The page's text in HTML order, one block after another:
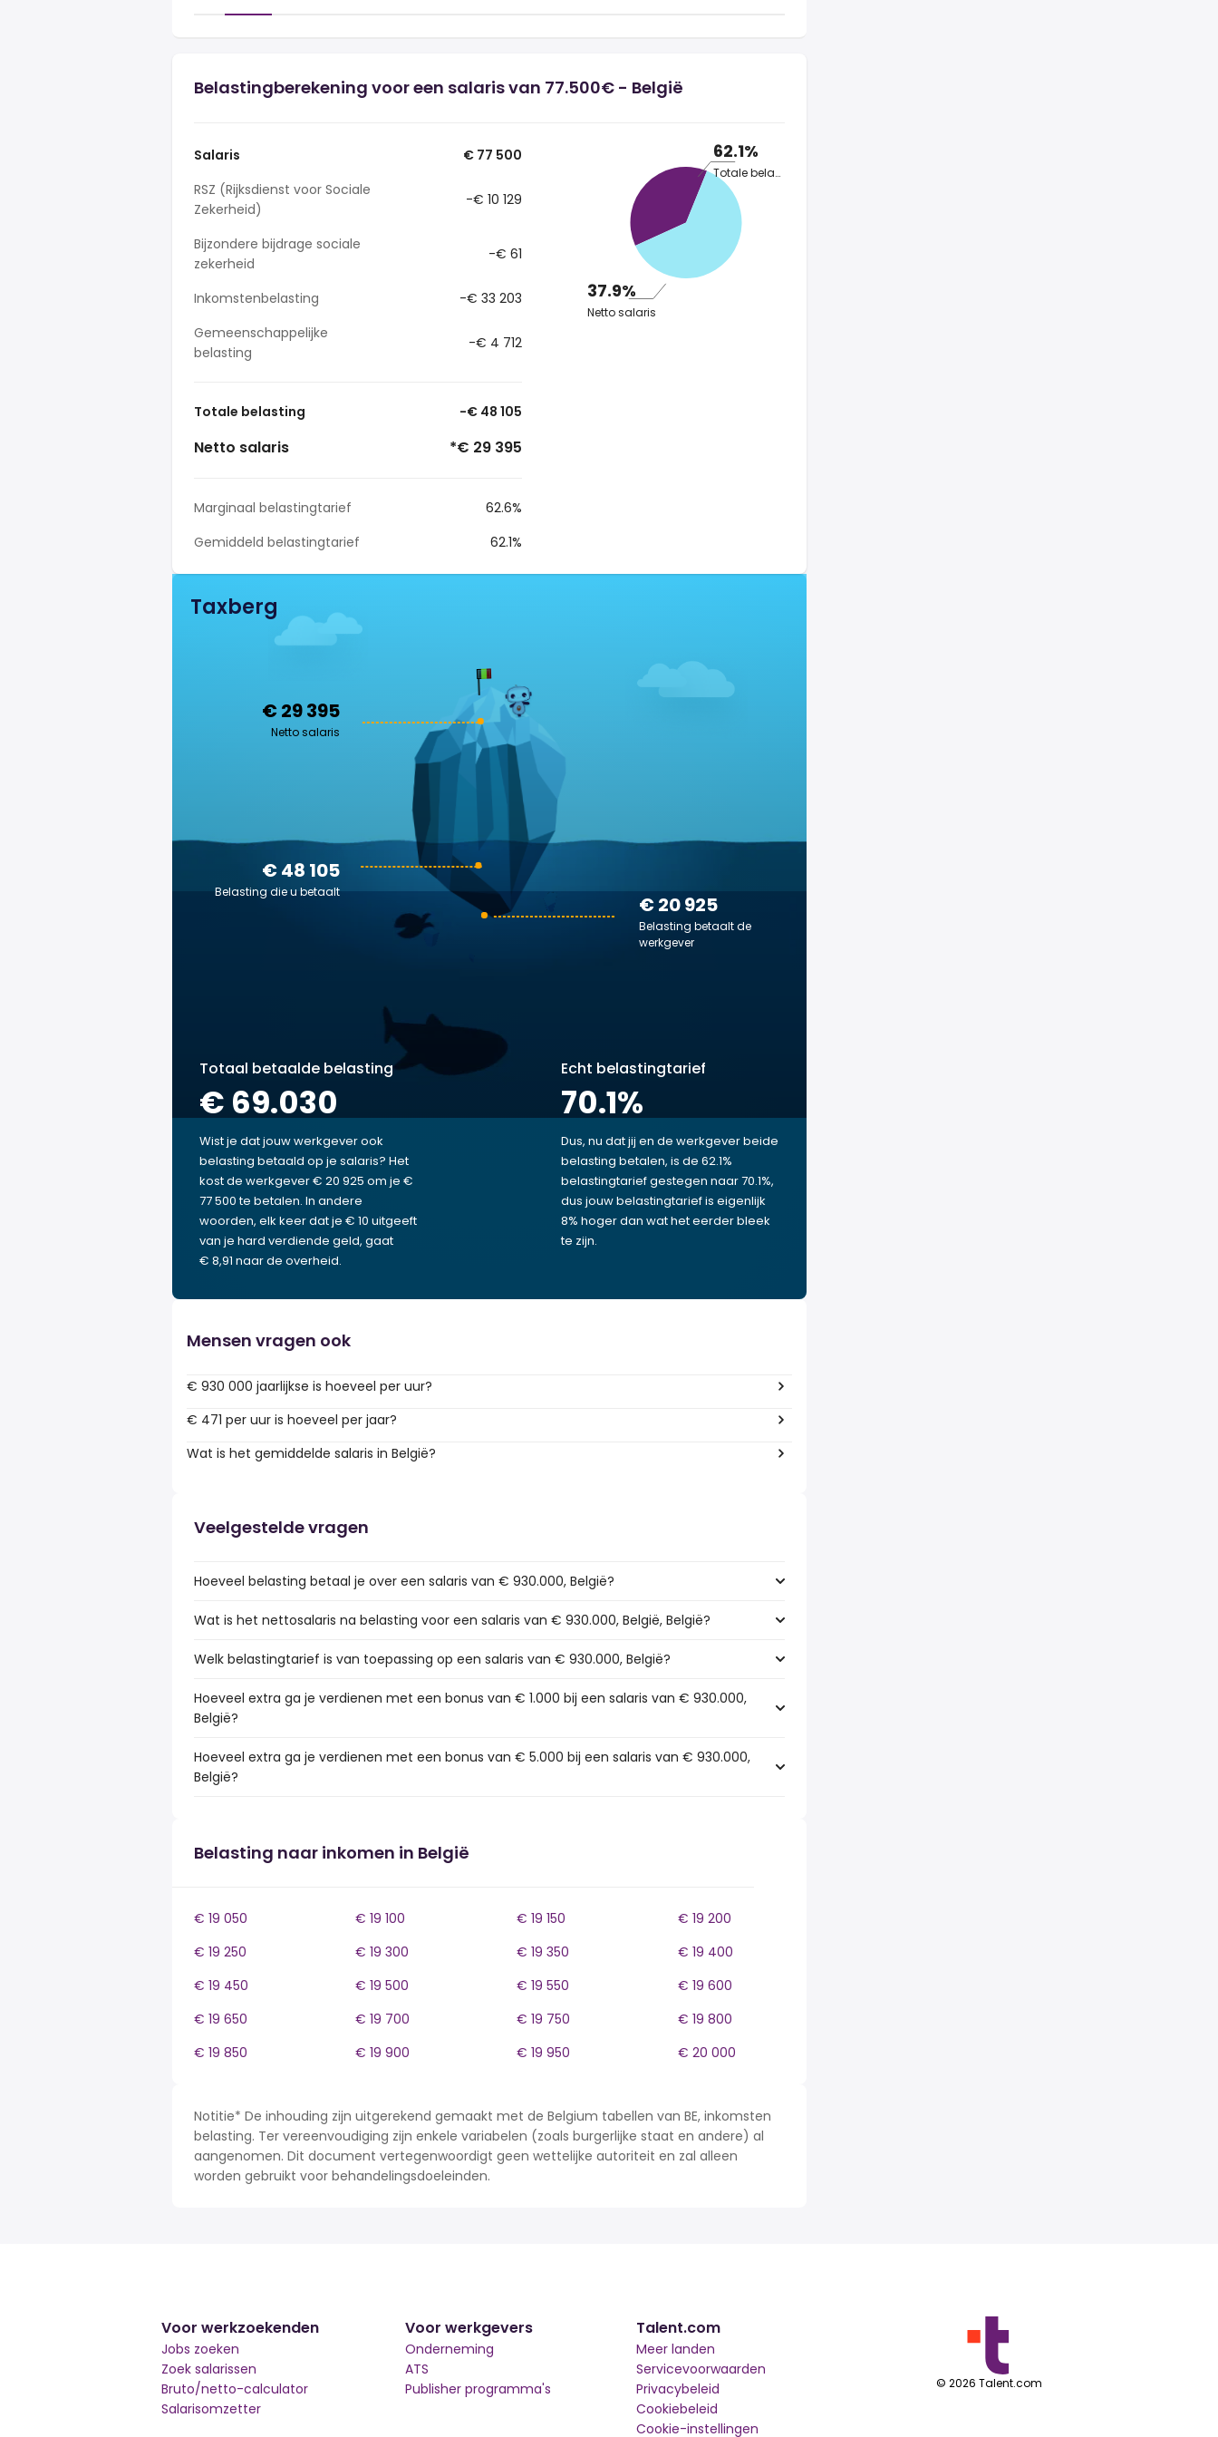
Belastingberekening voor een salaris van 77.500€ - België
Salaris
€ 77 500
RSZ (Rijksdienst voor Sociale
Zekerheid)
-€ 10 129
Bijzondere bijdrage sociale
zekerheid
-€ 61
Inkomstenbelasting
-€ 33 203
Gemeenschappelijke
belasting
-€ 4 712
Totale belasting -€ 48 105
Netto salaris *€ 29 395
Marginaal belastingtarief
62.6%
Gemiddeld belastingtarief
62.1%
62.1%
Totale belasting
37.9%
Netto salaris
Taxberg
€ 29 395
Netto salaris
€ 20 925
Belasting betaalt de
werkgever
€ 48 105
Belasting die u betaalt
Totaal betaalde belasting
€ 69.030
Wist je dat jouw werkgever ook
belasting betaald op je salaris? Het
kost de werkgever € 20 925 om je €
77 500 te betalen. In andere
woorden, elk keer dat je € 10 uitgeeft
van je hard verdiende geld, gaat
€ 8,91 naar de overheid.
Echt belastingtarief
70.1%
Dus, nu dat jij en de werkgever beide
belasting betalen, is de 62.1%
belastingtarief gestegen naar 70.1%,
dus jouw belastingtarief is eigenlijk
8% hoger dan wat het eerder bleek
te zijn.
Mensen vragen ook
€ 930 000 jaarlijkse is hoeveel per uur?
€ 471 per uur is hoeveel per jaar?
Wat is het gemiddelde salaris in België?
Veelgestelde vragen
Hoeveel belasting betaal je over een salaris van € 930.000, België?
Wat is het nettosalaris na belasting voor een salaris van € 930.000, België, België?
Welk belastingtarief is van toepassing op een salaris van € 930.000, België?
Hoeveel extra ga je verdienen met een bonus van € 1.000 bij een salaris van € 930.000,
België?
Hoeveel extra ga je verdienen met een bonus van € 5.000 bij een salaris van € 930.000,
België?
Belasting naar inkomen in België
€ 19 050 € 19 100 € 19 150
€ 19 200
€ 19 250
€ 19 300 € 19 350
€ 19 400
€ 19 450
€ 19 500 € 19 550
€ 19 600
€ 19 650
€ 19 700 € 19 750
€ 19 800
€ 19 850
€ 19 900 € 19 950 € 20 000
Notitie* De inhouding zijn uitgerekend gemaakt met de Belgium tabellen van BE, inkomsten
belasting. Ter vereenvoudiging zijn enkele variabelen (zoals burgerlijke staat en andere) al
aangenomen. Dit document vertegenwoordigt geen wettelijke autoriteit en zal alleen
worden gebruikt voor behandelingsdoeleinden.
Voor werkzoekenden
Jobs zoeken
Zoek salarissen
Bruto/netto-calculator
Salarisomzetter
Voor werkgevers
Onderneming
ATS
Publisher programma's
Talent.com
Meer landen
Servicevoorwaarden
Privacybeleid
Cookiebeleid
Cookie-instellingen
© 2026 Talent.com